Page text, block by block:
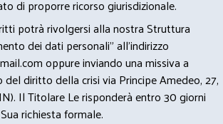
di proporre ricorso giurisdizionale.
potrà rivolgersi alla nostra Struttura
dei dati personali" all'indirizzo
oppure inviando una missiva a
diritto della crisi via Principe Amedeo, 27,
Il Titolare Le risponderà entro 30 giorni
richiesta formale.